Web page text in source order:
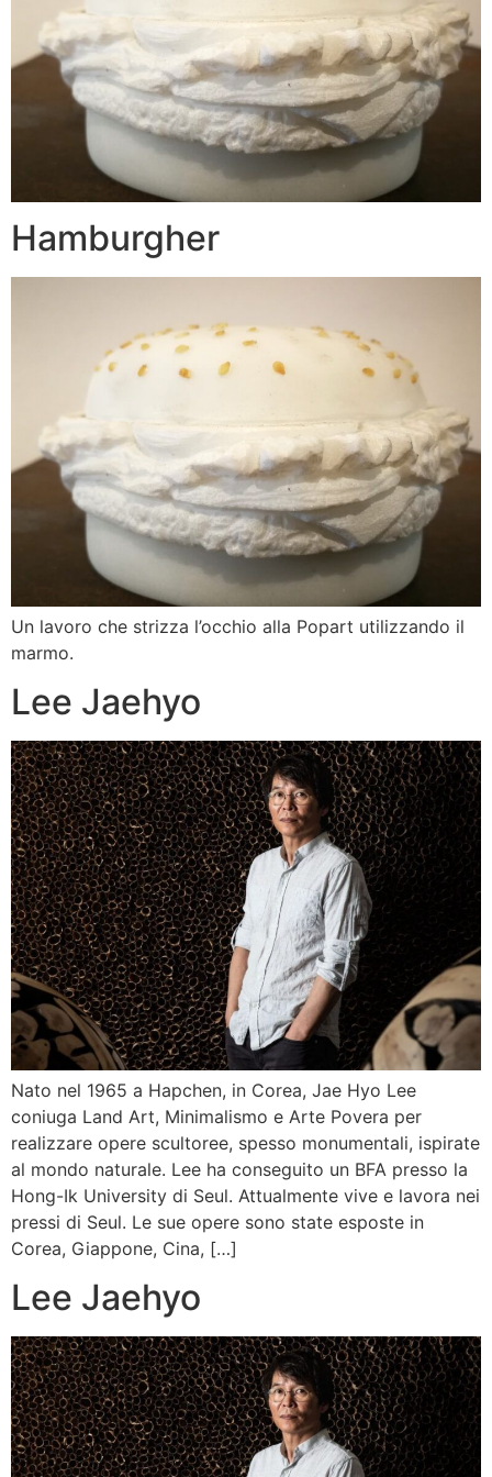
Hamburgher
Un lavoro che strizza l’occhio alla Popart utilizzando il
marmo.
Lee Jaehyo
Nato nel 1965 a Hapchen, in Corea, Jae Hyo Lee
coniuga Land Art, Minimalismo e Arte Povera per
realizzare opere scultoree, spesso monumentali, ispirate
al mondo naturale. Lee ha conseguito un BFA presso la
Hong-Ik University di Seul. Attualmente vive e lavora nei
pressi di Seul. Le sue opere sono state esposte in
Corea, Giappone, Cina, […]
Lee Jaehyo